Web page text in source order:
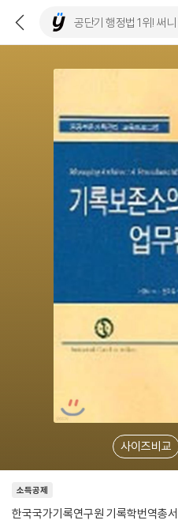
사이즈비교
소득공제
한국국가기록연구원 기록학번역총서